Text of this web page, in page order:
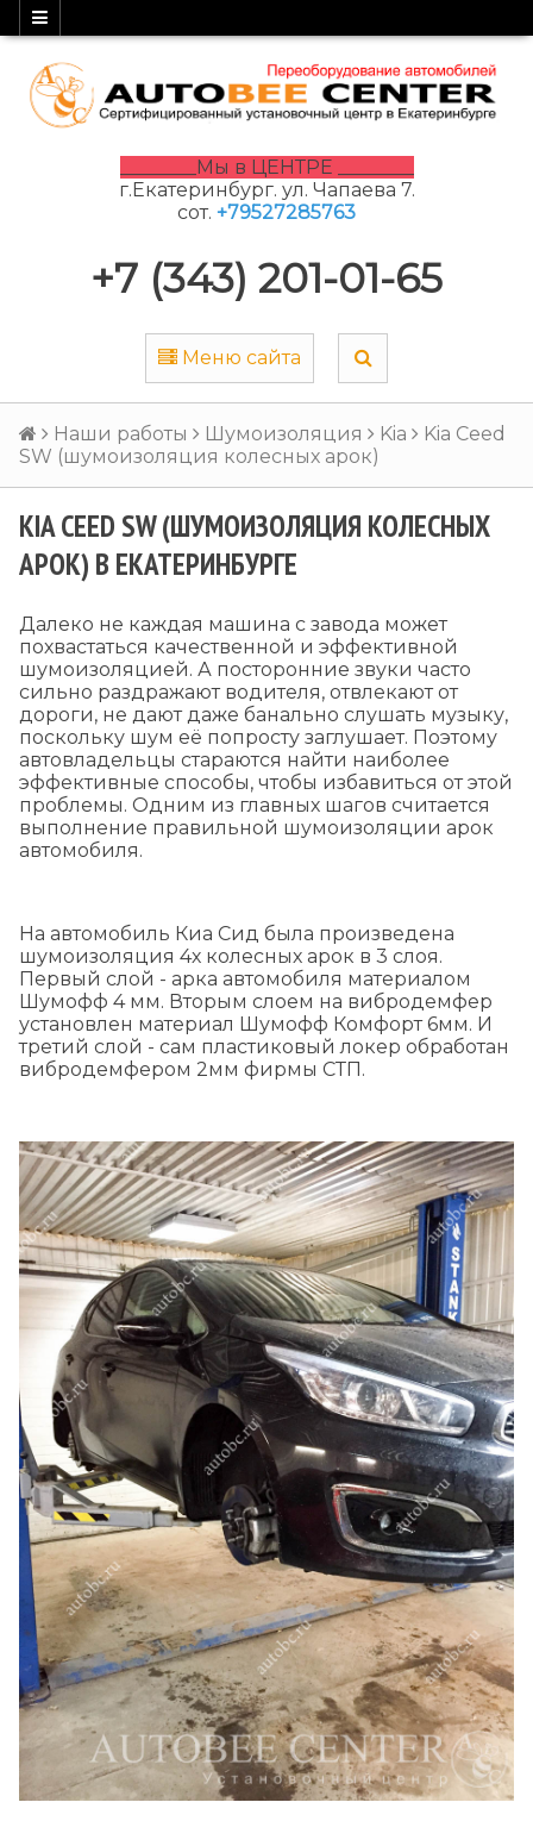
________Мы в ЦЕНТРЕ ________
г.Екатеринбург. ул. Чапаева 7.
сот. +79527285763
+7 (343) 201-01-65
Меню сайта
Наши работы Шумоизоляция Kia
Kia Ceed
SW (шумоизоляция колесных арок)
KIA CEED SW (ШУМОИЗОЛЯЦИЯ КОЛЕСНЫХ
АРОК) В ЕКАТЕРИНБУРГЕ
Далеко не каждая машина с завода может
похвастаться качественной и эффективной
шумоизоляцией. А посторонние звуки часто
сильно раздражают водителя, отвлекают от
дороги, не дают даже банально слушать музыку,
поскольку шум её попросту заглушает. Поэтому
автовладельцы стараются найти наиболее
эффективные способы, чтобы избавиться от этой
проблемы. Одним из главных шагов считается
выполнение правильной шумоизоляции арок
автомобиля.
На автомобиль Киа Сид была произведена
шумоизоляция 4х колесных арок в 3 слоя.
Первый слой - арка автомобиля материалом
Шумофф 4 мм. Вторым слоем на вибродемфер
установлен материал Шумофф Комфорт 6мм. И
третий слой - сам пластиковый локер обработан
вибродемфером 2мм фирмы СТП.